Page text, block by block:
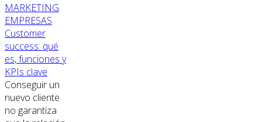
MARKETING
EMPRESAS
Customer
success: qué
es, funciones y
KPIs clave
Conseguir un
nuevo cliente
no garantiza